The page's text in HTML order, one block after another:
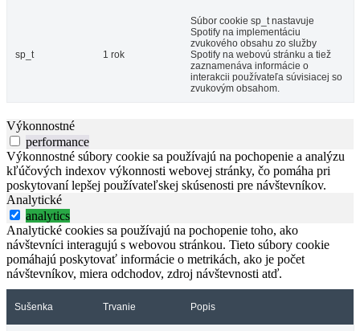
sp_t 1 rok
Súbor cookie sp_t nastavuje
Spotify na implementáciu
zvukového obsahu zo služby
Spotify na webovú stránku a tiež
zaznamenáva informácie o
interakcii používateľa súvisiacej so
zvukovým obsahom.
Výkonnostné
performance
Výkonnostné súbory cookie sa používajú na pochopenie a analýzu
kľúčových indexov výkonnosti webovej stránky, čo pomáha pri
poskytovaní lepšej používateľskej skúsenosti pre návštevníkov.
Analytické
analytics
Analytické cookies sa používajú na pochopenie toho, ako
návštevníci interagujú s webovou stránkou. Tieto súbory cookie
pomáhajú poskytovať informácie o metrikách, ako je počet
návštevníkov, miera odchodov, zdroj návštevnosti atď.
Sušenka Trvanie Popis